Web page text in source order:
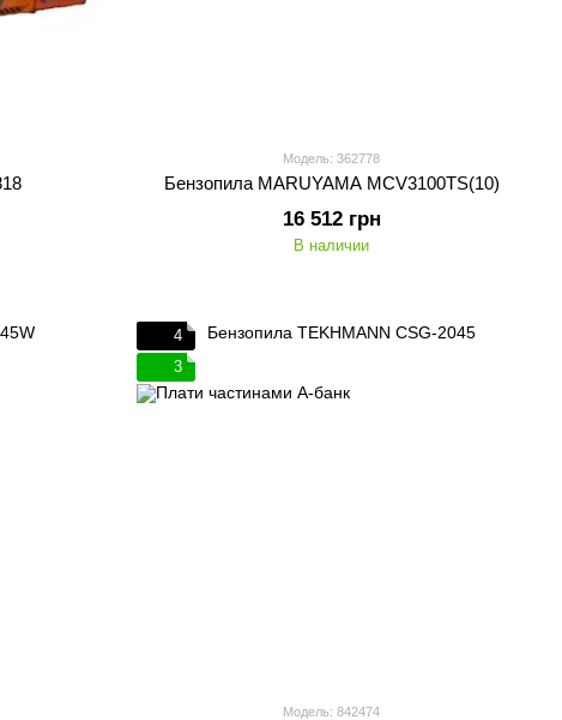
Модель: 362778
Бензопила MARUYAMA MCV3100TS(10)
16 512 грн
В наличии
4
3
Модель: 842474